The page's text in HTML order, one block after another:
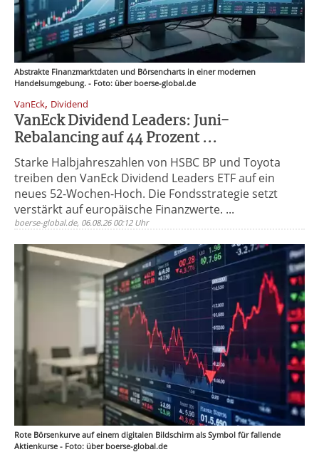
Abstrakte Finanzmarktdaten und Börsencharts in einer modernen
Handelsumgebung. - Foto: über boerse-global.de
VanEck, Dividend
VanEck Dividend Leaders: Juni-
Rebalancing auf 44 Prozent ...
Starke Halbjahreszahlen von HSBC BP und Toyota
treiben den VanEck Dividend Leaders ETF auf ein
neues 52-Wochen-Hoch. Die Fondsstrategie setzt
verstärkt auf europäische Finanzwerte. ...
boerse-global.de, 06.08.26 00:12 Uhr
Rote Börsenkurve auf einem digitalen Bildschirm als Symbol für fallende
Aktienkurse - Foto: über boerse-global.de